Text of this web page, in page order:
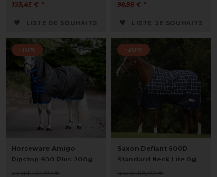
103,45 € *
LISTE DE SOUHAITS
98,95 € *
LISTE DE SOUHAITS
-10%
Horseware Amigo
Ripstop 900 Plus 200g
avant 132,90 €
-20%
Saxon Defiant 600D
Standard Neck Lite 0g
avant 85,00 €